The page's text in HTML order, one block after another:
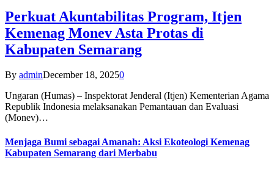
Perkuat Akuntabilitas Program, Itjen
Kemenag Monev Asta Protas di
Kabupaten Semarang
By adminDecember 18, 20250
Ungaran (Humas) – Inspektorat Jenderal (Itjen) Kementerian Agama
Republik Indonesia melaksanakan Pemantauan dan Evaluasi
(Monev)…
Menjaga Bumi sebagai Amanah: Aksi Ekoteologi Kemenag
Kabupaten Semarang dari Merbabu